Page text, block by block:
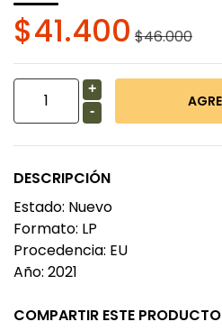
$41.400 $46.000
+
-
DESCRIPCIÓN
Estado: Nuevo
Formato: LP
Procedencia: EU
Año: 2021
COMPARTIR ESTE PRODUCTO